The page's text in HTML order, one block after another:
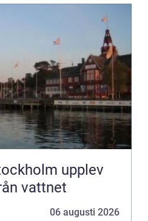
upplev
vattnet
06 augusti 2026